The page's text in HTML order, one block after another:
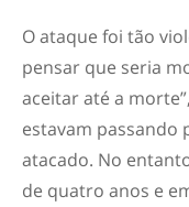
O ataque foi tão
pensar que seria
aceitar até a
estavam passando
atacado. No
de quatro anos e